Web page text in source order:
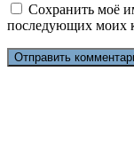
Сохранить моё
последующих моих